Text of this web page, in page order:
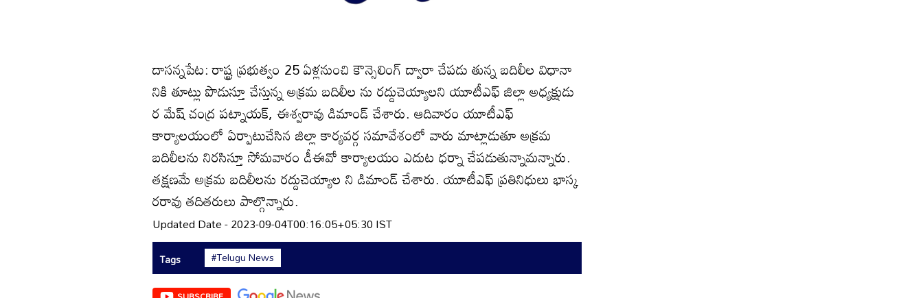
దాసన్నపేట: రాష్ట్ర ప్రభుత్వం 25 ఏళ్లనుంచి కౌన్సెలింగ్‌ ద్వారా చేపడు తున్న బదిలీల విధానా
నికి తూట్లు పొడుస్తూ చేస్తున్న అక్రమ బదిలీల ను రద్దుచెయ్యాలని యూటీఎఫ్‌ జిల్లా అధ్యక్షుడు
ర మేష్‌ చంద్ర పట్నాయక్‌, ఈశ్వరావు డిమాండ్‌ చేశారు. ఆదివారం యూటీఎఫ్‌
కార్యాలయంలో ఏర్పాటుచేసిన జిల్లా కార్యవర్గ సమావేశంలో వారు మాట్లాడుతూ అక్రమ
బదిలీలను నిరసిస్తూ సోమవారం డీఈవో కార్యాలయం ఎదుట ధర్నా చేపడుతున్నామన్నారు.
తక్షణమే అక్రమ బదిలీలను రద్దుచెయ్యాల ని డిమాండ్‌ చేశారు. యూటీఎఫ్‌ ప్రతినిధులు భాస్క
రరావు తదితరులు పాల్గొన్నారు.
Updated Date - 2023-09-04T00:16:05+05:30 IST
Tags #Telugu News